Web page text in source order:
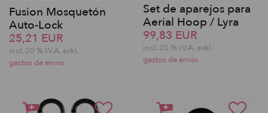
Fusion Mosquetón
Auto-Lock
25,21 EUR
incl. 20 % I.V.A. exkl.
gastos de envio
Set de aparejos para
Aerial Hoop / Lyra
99,83 EUR
incl. 20 % I.V.A. exkl.
gastos de envio